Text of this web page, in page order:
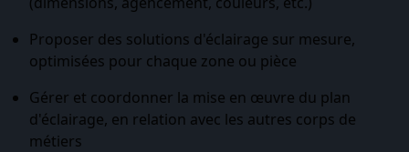
Proposer des solutions d'éclairage sur mesure,
optimisées pour chaque zone ou pièce
Gérer et coordonner la mise en œuvre du plan
d'éclairage, en relation avec les autres corps de
métiers